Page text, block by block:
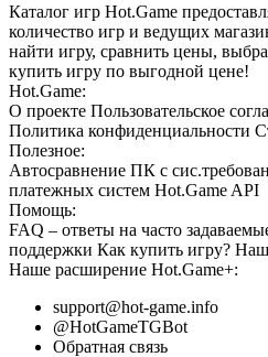
Каталог игр Hot.Game
количество игр и ведущих
найти игру, сравнить цены,
купить игру по выгодной цене!
Hot.Game:
О проекте Пользовательское
Политика конфиденциальности
Полезное:
Автосравнение ПК с
платежных систем Hot.Game API
Помощь:
FAQ – ответы на часто
поддержки Как купить игру?
Наше расширение Hot.Game+:
support@hot-game.info
@HotGameTGBot
Обратная связь